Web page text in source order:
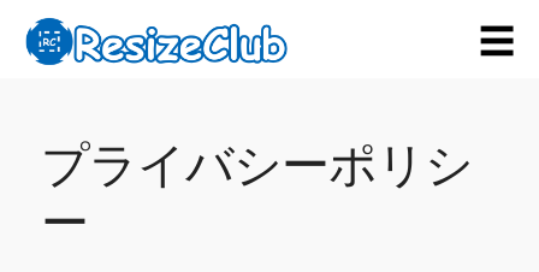
☰
プライバシーポリシ
ー